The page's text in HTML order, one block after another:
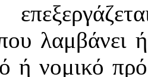
λαμβάνει
ή νομικό